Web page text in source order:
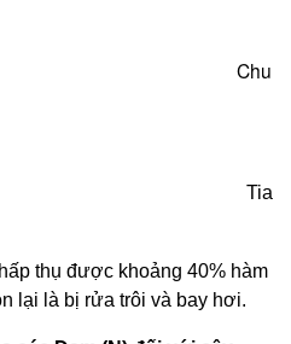
Tia
thụ được khoảng 40% hàm
lại là bị rửa trôi và bay hơi.